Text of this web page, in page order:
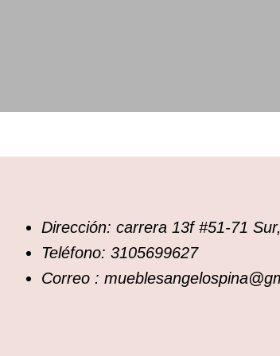
Dirección: carrera 13f #51-71
Teléfono: 3105699627
Correo :